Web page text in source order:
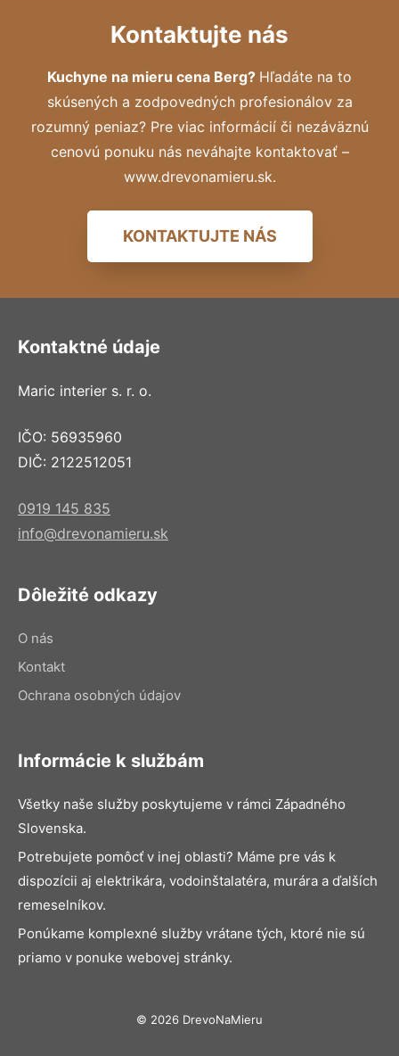
Kontaktujte nás
Kuchyne na mieru cena Berg? Hľadáte na to
skúsených a zodpovedných profesionálov za
rozumný peniaz? Pre viac informácií či nezáväznú
cenovú ponuku nás neváhajte kontaktovať –
www.drevonamieru.sk.
KONTAKTUJTE NÁS
Kontaktné údaje
Maric interier s. r. o.
IČO: 56935960
DIČ: 2122512051
0919 145 835
info@drevonamieru.sk
Dôležité odkazy
O nás
Kontakt
Ochrana osobných údajov
Informácie k službám
Všetky naše služby poskytujeme v rámci Západného
Slovenska.
Potrebujete pomôcť v inej oblasti? Máme pre vás k
dispozícii aj elektrikára, vodoinštalatéra, murára a ďalších
remeselníkov.
Ponúkame komplexné služby vrátane tých, ktoré nie sú
priamo v ponuke webovej stránky.
© 2026 DrevoNaMieru